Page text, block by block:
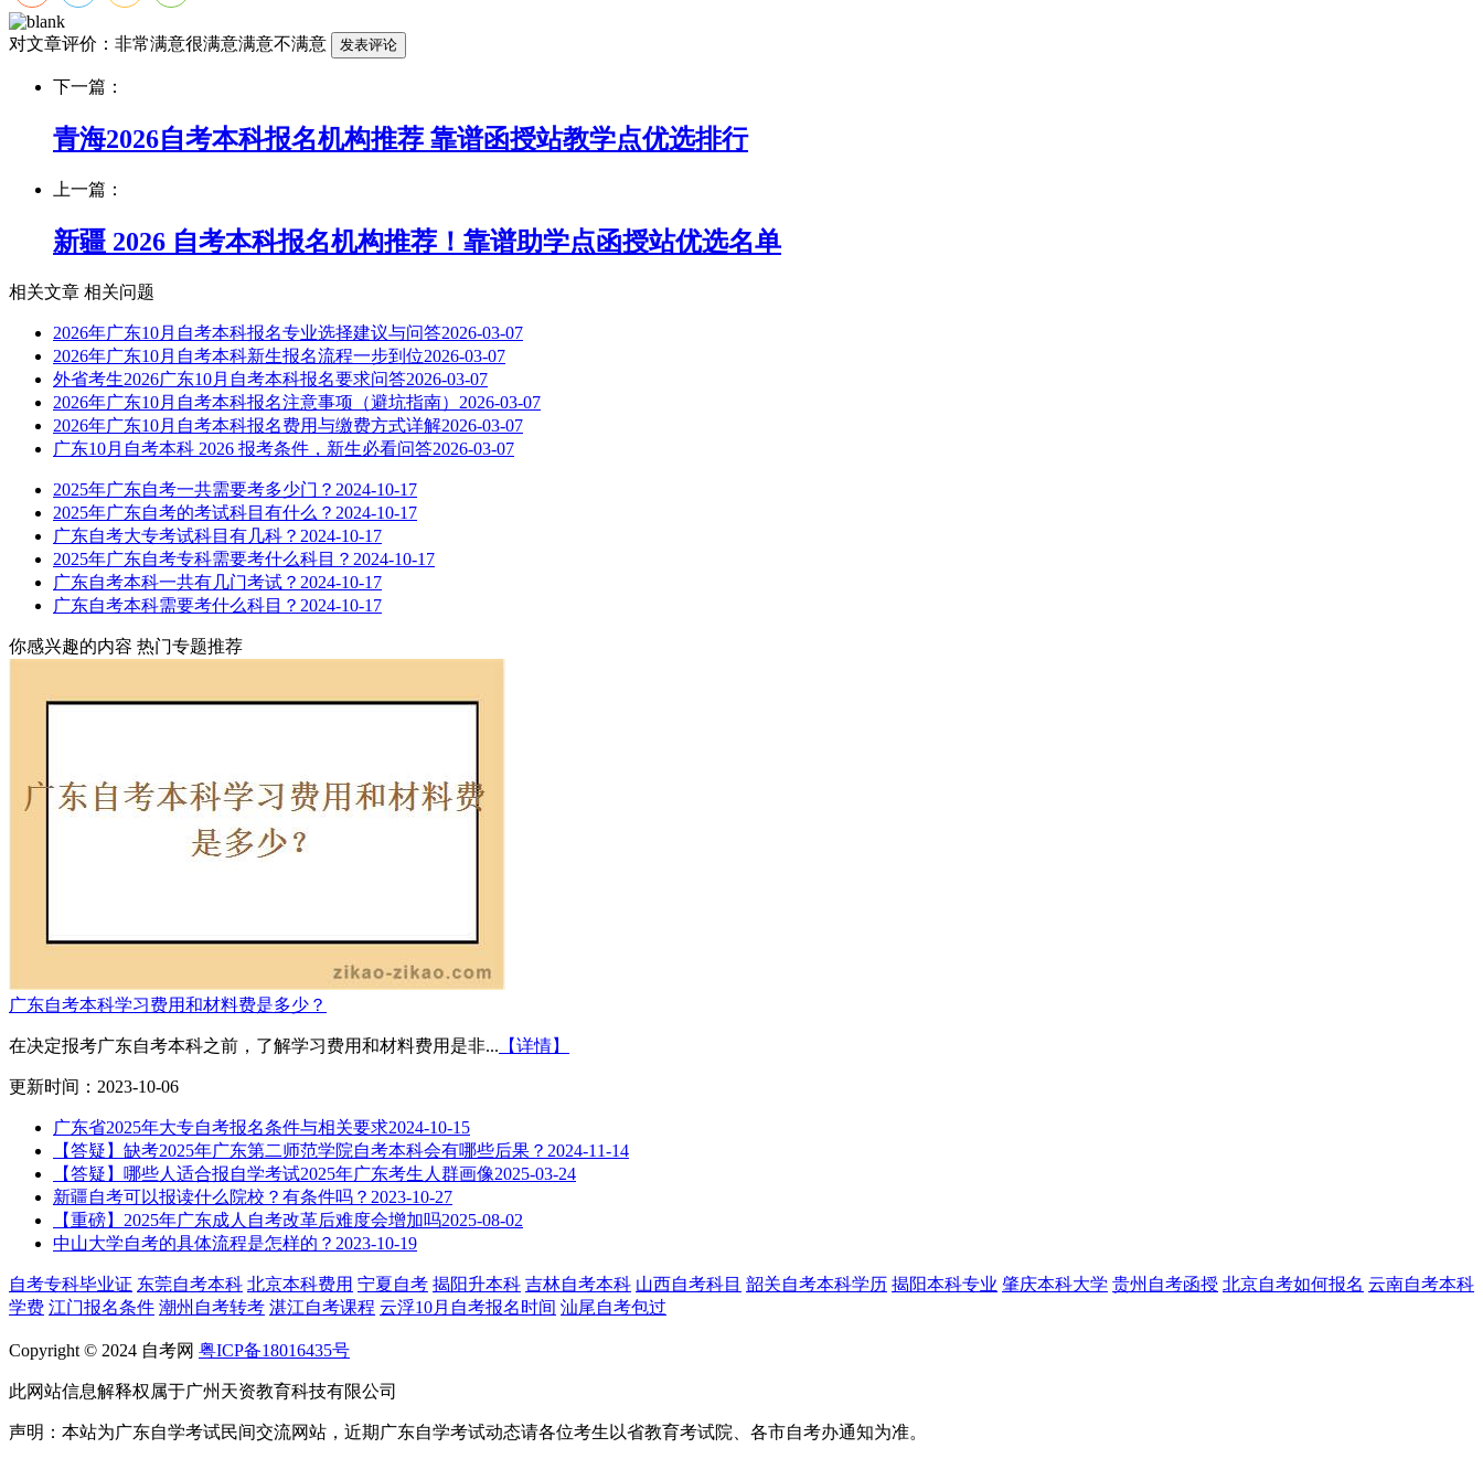
对文章评价： 非常满意很满意满意不满意
下一篇：
青海2026自考本科报名机构推荐 靠谱函授站教学点优选排行
上一篇：
新疆 2026 自考本科报名机构推荐！靠谱助学点函授站优选名单
相关文章 相关问题
2026年广东10月自考本科报名专业选择建议与问答2026-03-07
2026年广东10月自考本科新生报名流程一步到位2026-03-07
外省考生2026广东10月自考本科报名要求问答2026-03-07
2026年广东10月自考本科报名注意事项（避坑指南） 2026-03-07
2026年广东10月自考本科报名费用与缴费方式详解2026-03-07
广东10月自考本科 2026 报考条件，新生必看问答2026-03-07
2025年广东自考一共需要考多少门？ 2024-10-17
2025年广东自考的考试科目有什么？ 2024-10-17
广东自考大专考试科目有几科？ 2024-10-17
2025年广东自考专科需要考什么科目？ 2024-10-17
广东自考本科一共有几门考试？ 2024-10-17
广东自考本科需要考什么科目？ 2024-10-17
你感兴趣的内容 热门专题推荐
广东自考本科学习费用和材料费是多少？
在决定报考广东自考本科之前，了解学习费用和材料费用是非... 【详情】
更新时间：2023-10-06
广东省2025年大专自考报名条件与相关要求2024-10-15
【答疑】缺考2025年广东第二师范学院自考本科会有哪些后果？ 2024-11-14
【答疑】哪些人适合报自学考试2025年广东考生人群画像2025-03-24
新疆自考可以报读什么院校？有条件吗？ 2023-10-27
【重磅】2025年广东成人自考改革后难度会增加吗2025-08-02
中山大学自考的具体流程是怎样的？ 2023-10-19
自考专科毕业证 东莞自考本科 北京本科费用 宁夏自考 揭阳升本科 吉林自考本科 山西自考科目 韶关自考本科学历 揭阳本科专业 肇庆本科大学 贵州自考函授 北京自考如何报名 云南自考本科
学费 江门报名条件 潮州自考转考 湛江自考课程 云浮10月自考报名时间 汕尾自考包过
Copyright © 2024 自考网 粤ICP备18016435号
此网站信息解释权属于广州天资教育科技有限公司
声明：本站为广东自学考试民间交流网站，近期广东自学考试动态请各位考生以省教育考试院、各市自考办通知为准。